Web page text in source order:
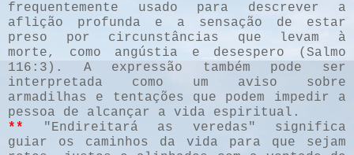
frequentemente usado para descrever a
aflição profunda e a sensação de estar
preso por circunstâncias que levam à
morte, como angústia e desespero (Salmo
116:3). A expressão também pode ser
interpretada como um aviso sobre
armadilhas e tentações que podem impedir a
pessoa de alcançar a vida espiritual.
**
"Endireitará as veredas" significa
guiar os caminhos da vida para que sejam